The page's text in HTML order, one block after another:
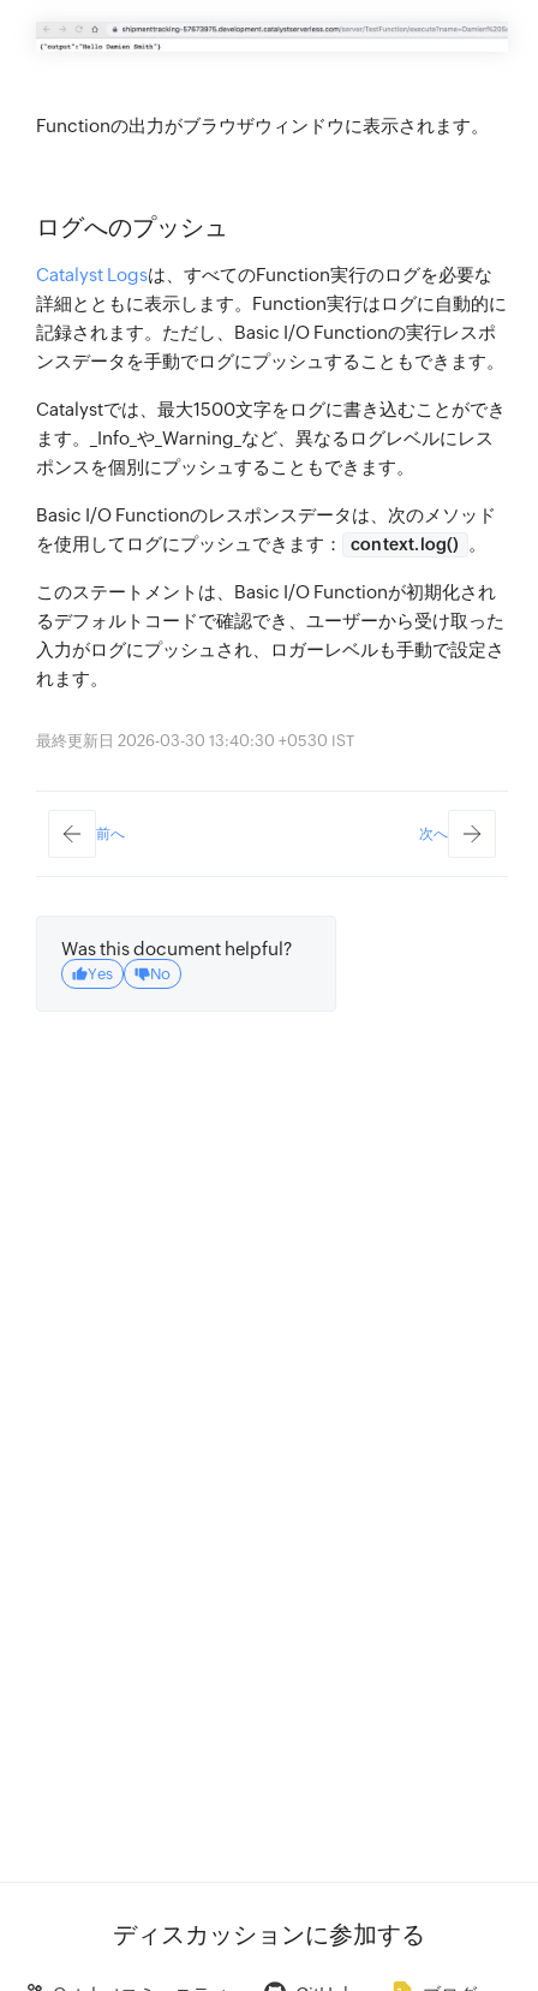
Functionの出力がブラウザウィンドウに表示されます。
ログへのプッシュ
Catalyst Logsは、すべてのFunction実行のログを必要な
詳細とともに表示します。Function実行はログに自動的に
記録されます。ただし、Basic I/O Functionの実行レスポ
ンスデータを手動でログにプッシュすることもできます。
Catalystでは、最大1500文字をログに書き込むことができ
ます。_Info_や_Warning_など、異なるログレベルにレス
ポンスを個別にプッシュすることもできます。
Basic I/O Functionのレスポンスデータは、次のメソッド
を使用してログにプッシュできます：
context.log() 。
このステートメントは、Basic I/O Functionが初期化され
るデフォルトコードで確認でき、ユーザーから受け取った
入力がログにプッシュされ、ロガーレベルも手動で設定さ
れます。
最終更新日 2026-03-30 13:40:30 +0530 IST
前へ 次へ
Was this document helpful?
Yes No
ディスカッションに参加する